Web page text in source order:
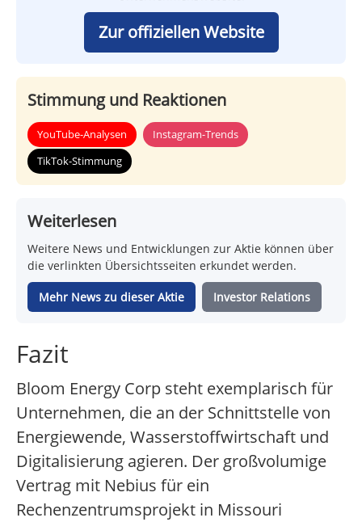
Zur offiziellen Website
Stimmung und Reaktionen
YouTube-Analysen
Instagram-Trends
TikTok-Stimmung
Weiterlesen
Weitere News und Entwicklungen zur Aktie können über
die verlinkten Übersichtsseiten erkundet werden.
Mehr News zu dieser Aktie Investor Relations
Fazit
Bloom Energy Corp steht exemplarisch für
Unternehmen, die an der Schnittstelle von
Energiewende, Wasserstoffwirtschaft und
Digitalisierung agieren. Der großvolumige
Vertrag mit Nebius für ein
Rechenzentrumsprojekt in Missouri